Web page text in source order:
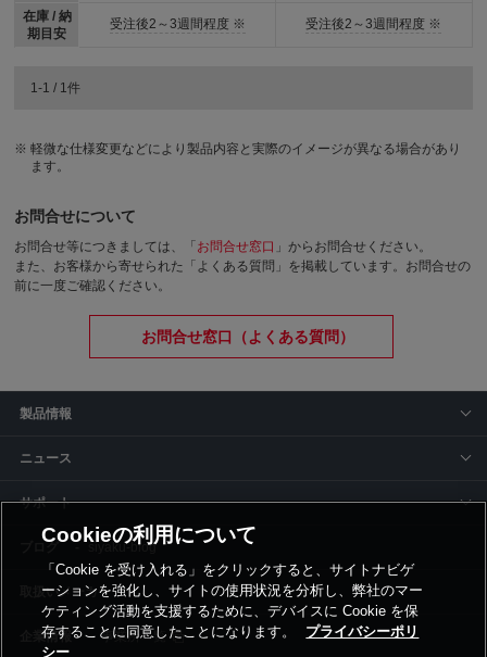
在庫 / 納
期目安
受注後2～3週間程度 ※ 受注後2～3週間程度 ※
1-1 / 1件
軽微な仕様変更などにより製品内容と実際のイメージが異なる場合があり
ます。
お問合せについて
お問合せ等につきましては、「お問合せ窓口 」からお問合せください。
また、お客様から寄せられた「よくある質問」を掲載しています。お問合せの
前に一度ご確認ください。
お問合せ窓口（よくある質問）
製品情報
ニュース
サポート
siyaku-blog
取扱いメーカー
事業所一覧
Cookieの利用について
「Cookie を受け入れる」をクリックすると、サイトナビゲ
ーションを強化し、サイトの使用状況を分析し、弊社のマー
ケティング活動を支援するために、デバイスに Cookie を保
存することに同意したことになります。
プライバシーポリ
シー